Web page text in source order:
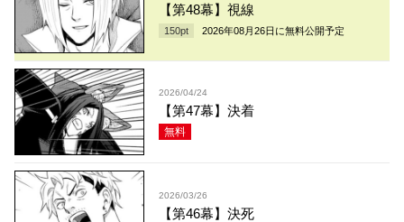
【第48幕】視線
150pt 2026年08月26日 に無料公開予定
2026/04/24
【第47幕】決着
無料
2026/03/26
【第46幕】決死